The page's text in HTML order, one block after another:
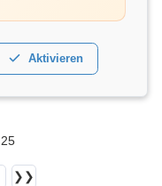
Aktivieren
❯❯